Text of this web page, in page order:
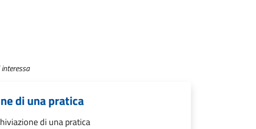
di una pratica
di una pratica